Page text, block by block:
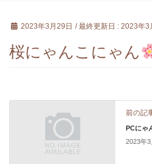
2023年3月29日 / 最終更新日 : 2023年3
桜にゃんこにゃん
前の記
PCにゃ
2023年3